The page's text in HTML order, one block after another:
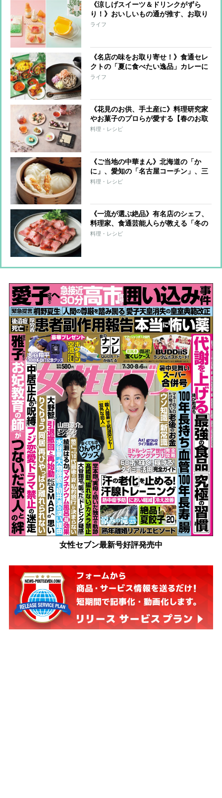
《涼しげスイーツ＆ドリンクがずら
り！》おいしいもの通が推す、お取り
寄せ可能な逸品
ライフ
《名店の味をお取り寄せ！》食通セレ
クトの「夏に食べたい逸品」カレーに
鰻など6品を厳選
ライフ
《花見のお供、手土産に》料理研究家
やお菓子のプロらが愛する【春のお取
り寄せ】華やかな見た目と色合いで心
料理・レシピ
《ご当地の中華まん》北海道の「か
に」、愛知の「名古屋コーチン」、三
重の「松阪牛」など王道から変わり種
料理・レシピ
《一流が選ぶ絶品》有名店のシェフ、
料理家、食通芸能人らが教える「冬の
お取り寄せ」
料理・レシピ
女性セブン最新号好評発売中